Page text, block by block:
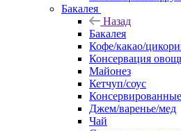
Бакалея
Назад
Бакалея
Кофе/какао/
Консервация
Майонез
Кетчуп/соус
Джем/варенье/мед
Чай